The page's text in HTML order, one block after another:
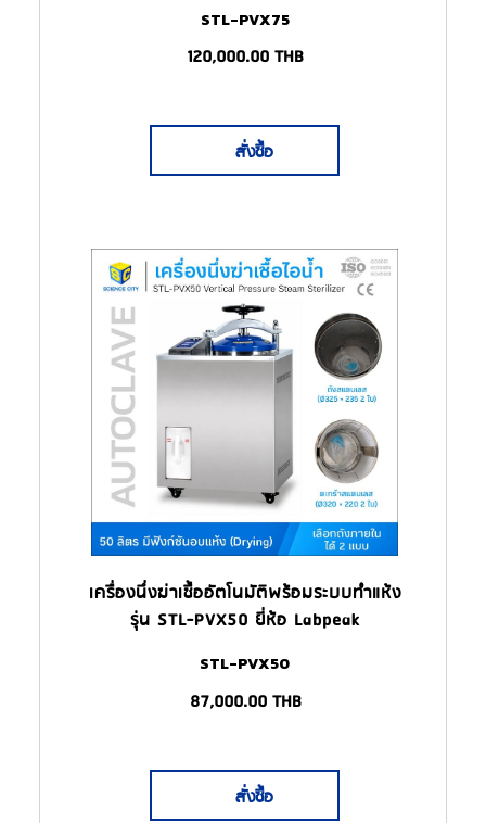
STL-PVX75
120,000.00THB
สั่งซื้อ
เครื่องนึ่งฆ่าเชื้ออัตโนมัติพร้อมระบบทำแห้ง
รุ่น STL-PVX50 ยี่ห้อ Labpeak
STL-PVX50
87,000.00 THB
สั่งซื้อ